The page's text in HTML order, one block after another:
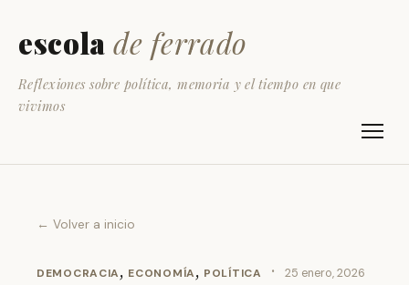
escola de ferrado
Reflexiones sobre política, memoria y el tiempo en que
vivimos
← Volver a inicio
DEMOCRACIA, ECONOMÍA, POLÍTICA · 25 enero, 2026